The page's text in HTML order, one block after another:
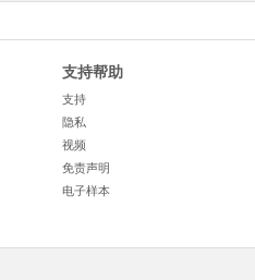
支持帮助
支持
隐私
视频
免责声明
电子样本